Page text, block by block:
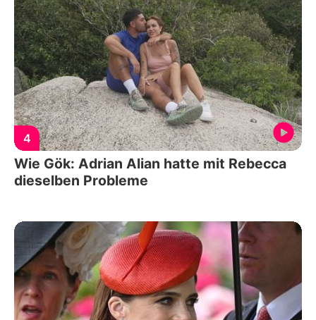
4
Wie Gök: Adrian Alian hatte mit Rebecca
dieselben Probleme